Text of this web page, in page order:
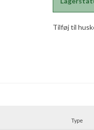
Tilføj til
Type